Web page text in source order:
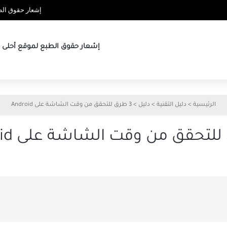
إشعار حقوق
إشعار حقوق الطبع لموقع أحلى
الرئيسية > دليل التقنية > دليل > 3 طرق للتحقق من وقت الشاشة على Android